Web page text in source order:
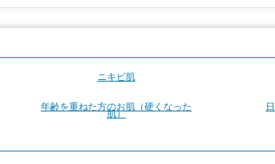
ニキビ肌
年齢を重ねた方のお肌（硬くなった
肌）